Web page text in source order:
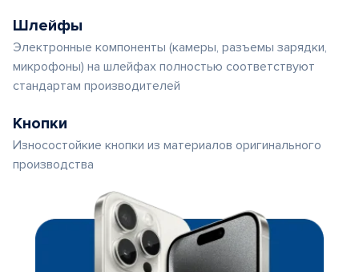
Шлейфы
Электронные компоненты (камеры, разъемы зарядки,
микрофоны) на шлейфах полностью соответствуют
стандартам производителей
Кнопки
Износостойкие кнопки из материалов оригинального
производства